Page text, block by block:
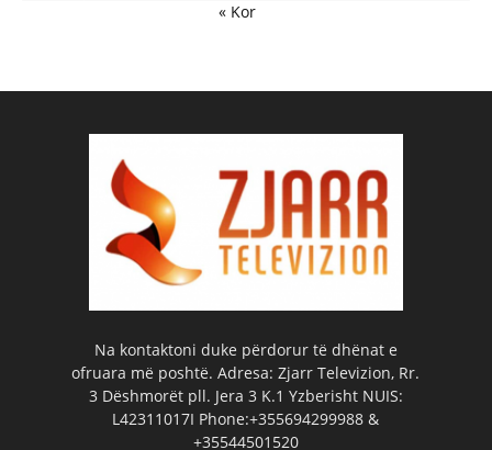
« Kor
Na kontaktoni duke përdorur të dhënat e
ofruara më poshtë. Adresa: Zjarr Televizion, Rr.
3 Dëshmorët pll. Jera 3 K.1 Yzberisht NUIS:
L42311017I Phone:+355694299988 &
+35544501520